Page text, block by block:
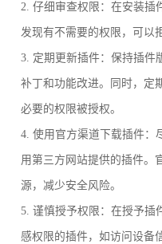
2. 仔细审查权限：在安装插
发现有不需要的权限，可以
3. 定期更新插件：保持插件
补丁和功能改进。同时，定
必要的权限被授权。
4. 使用官方渠道下载插件：
用第三方网站提供的插件。
源，减少安全风险。
5. 谨慎授予权限：在授予插
感权限的插件，如访问设备